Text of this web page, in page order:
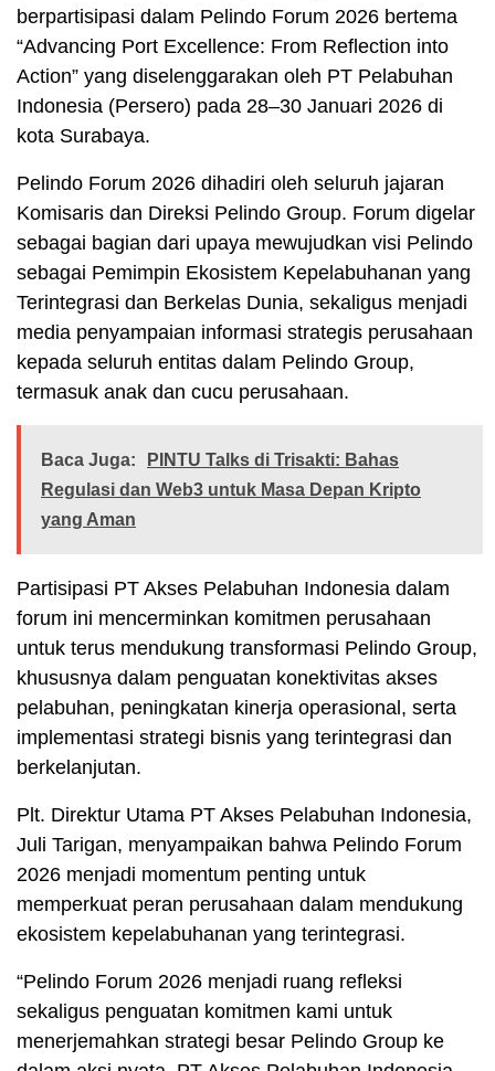
berpartisipasi dalam Pelindo Forum 2026 bertema
“Advancing Port Excellence: From Reflection into
Action” yang diselenggarakan oleh PT Pelabuhan
Indonesia (Persero) pada 28–30 Januari 2026 di
kota Surabaya.
Pelindo Forum 2026 dihadiri oleh seluruh jajaran
Komisaris dan Direksi Pelindo Group. Forum digelar
sebagai bagian dari upaya mewujudkan visi Pelindo
sebagai Pemimpin Ekosistem Kepelabuhanan yang
Terintegrasi dan Berkelas Dunia, sekaligus menjadi
media penyampaian informasi strategis perusahaan
kepada seluruh entitas dalam Pelindo Group,
termasuk anak dan cucu perusahaan.
Baca Juga:
PINTU Talks di Trisakti: Bahas
Regulasi dan Web3 untuk Masa Depan Kripto
yang Aman
Partisipasi PT Akses Pelabuhan Indonesia dalam
forum ini mencerminkan komitmen perusahaan
untuk terus mendukung transformasi Pelindo Group,
khususnya dalam penguatan konektivitas akses
pelabuhan, peningkatan kinerja operasional, serta
implementasi strategi bisnis yang terintegrasi dan
berkelanjutan.
Plt. Direktur Utama PT Akses Pelabuhan Indonesia,
Juli Tarigan, menyampaikan bahwa Pelindo Forum
2026 menjadi momentum penting untuk
memperkuat peran perusahaan dalam mendukung
ekosistem kepelabuhanan yang terintegrasi.
“Pelindo Forum 2026 menjadi ruang refleksi
sekaligus penguatan komitmen kami untuk
menerjemahkan strategi besar Pelindo Group ke